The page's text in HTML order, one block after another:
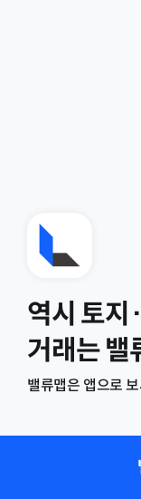
역시 토지
거래는 밸
밸류맵은 앱으로